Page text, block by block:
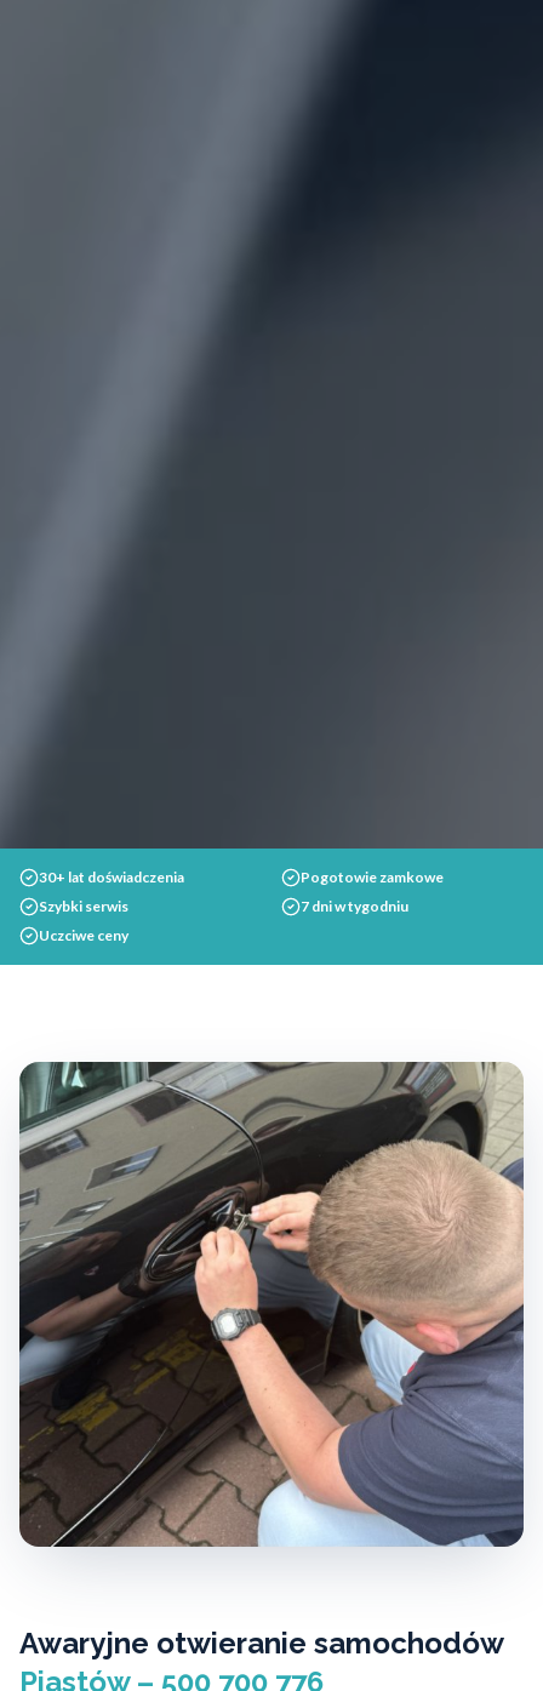
30+ lat doświadczenia
Pogotowie zamkowe
Szybki serwis
7 dni w tygodniu
Uczciwe ceny
Awaryjne otwieranie samochodów
Piastów – 500 700 776